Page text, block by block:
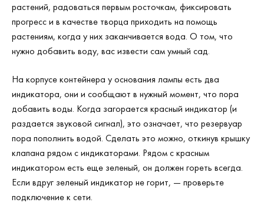
растений, радоваться первым росточкам, фиксировать
прогресс и в качестве творца приходить на помощь
растениям, когда у них заканчивается вода. О том, что
нужно добавить воду, вас извести сам умный сад.
На корпусе контейнера у основания лампы есть два
индикатора, они и сообщают в нужный момент, что пора
добавить воды. Когда загорается красный индикатор (и
раздается звуковой сигнал), это означает, что резервуар
пора пополнить водой. Сделать это можно, откинув крышку
клапана рядом с индикаторами. Рядом с красным
индикатором есть еще зеленый, он должен гореть всегда.
Если вдруг зеленый индикатор не горит, — проверьте
подключение к сети.